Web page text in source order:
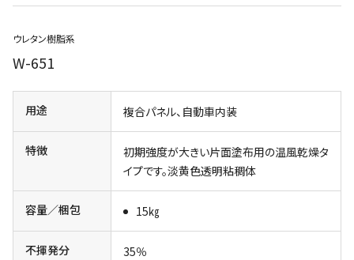
ウレタン樹脂系
W-651
用途 複合パネル、自動車内装
特徴
初期強度が大きい片面塗布用の温風乾燥タ
イプです。淡黄色透明粘稠体
容量／梱包 15㎏
不揮発分 35％